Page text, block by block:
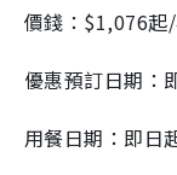
價錢：$1,076
優惠預訂日期：
用餐日期：即日